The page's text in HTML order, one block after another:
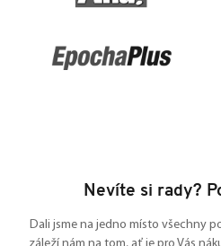
Nevíte si rady?
Dali jsme na jedno místo všechny